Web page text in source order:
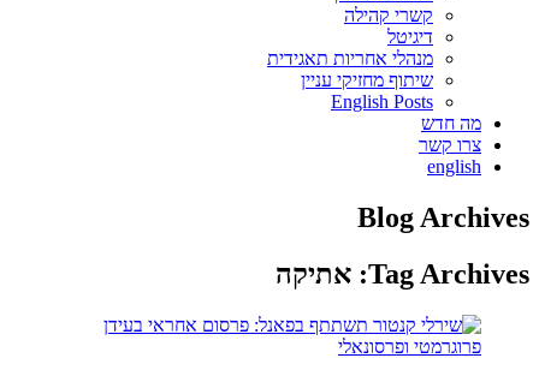
קשרי קהילה
דיגיטל
מנהלי אחריות תאגידית
שיתוף מחזיקי עניין
English Posts
מה חדש
צרו קשר
english
Blog Archives
Tag Archives: אתיקה